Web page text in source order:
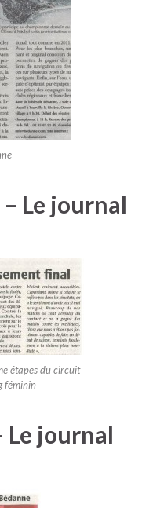
Le journal
étapes du circuit
féminin
Le journal